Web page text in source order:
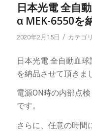
日本光電 全自
α MEK-6550を
2020年2月15日 / カテゴ
日本光電 全自動血
を納品させて頂きま
電源ON時の内部点
です。
さらに、任意の時間